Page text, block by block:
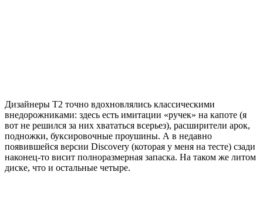
Дизайнеры Т2 точно вдохновлялись классическими
внедорожниками: здесь есть имитации «ручек» на капоте (я
вот не решился за них хвататься всерьез), расширители арок,
подножки, буксировочные проушины. А в недавно
появившейся версии Discovery (которая у меня на тесте) сзади
наконец-то висит полноразмерная запаска. На таком же литом
диске, что и остальные четыре.